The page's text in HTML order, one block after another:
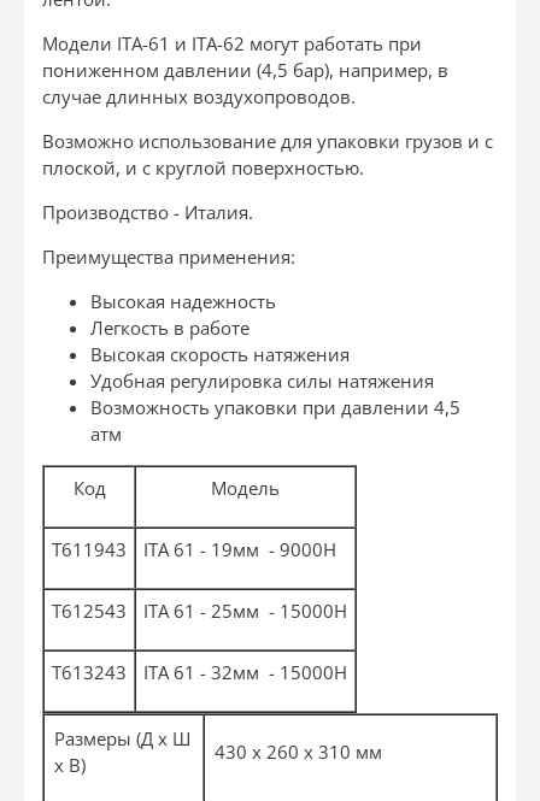
Модели ITA-61 и ITA-62 могут работать при
пониженном давлении (4,5 бар), например, в
случае длинных воздухопроводов.
Возможно использование для упаковки грузов и с
плоской, и с круглой поверхностью.
Производство - Италия.
Преимущества применения:
Высокая надежность
Легкость в работе
Высокая скорость натяжения
Удобная регулировка силы натяжения
Возможность упаковки при давлении 4,5
атм
Код Модель
T611943 ITA 61 - 19мм - 9000Н
T612543 ITA 61 - 25мм - 15000Н
T613243 ITA 61 - 32мм - 15000Н
Размеры (Д х Ш
х В)
430 х 260 х 310 мм